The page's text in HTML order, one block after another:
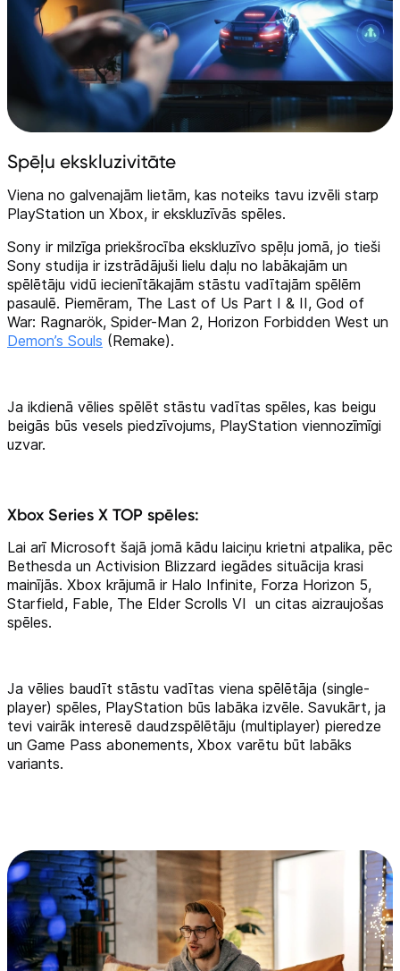
Spēļu ekskluzivitāte
Viena no galvenajām lietām, kas noteiks tavu izvēli starp
PlayStation un Xbox, ir ekskluzīvās spēles.
Sony ir milzīga priekšrocība ekskluzīvo spēļu jomā, jo tieši
Sony studija ir izstrādājuši lielu daļu no labākajām un
spēlētāju vidū iecienītākajām stāstu vadītajām spēlēm
pasaulē. Piemēram, The Last of Us Part I & II, God of
War: Ragnarök, Spider-Man 2, Horizon Forbidden West un
Demon’s Souls (Remake).
Ja ikdienā vēlies spēlēt stāstu vadītas spēles, kas beigu
beigās būs vesels piedzīvojums, PlayStation viennozīmīgi
uzvar.
Xbox Series X TOP spēles:
Lai arī Microsoft šajā jomā kādu laiciņu krietni atpalika, pēc
Bethesda un Activision Blizzard iegādes situācija krasi
mainījās. Xbox krājumā ir Halo Infinite, Forza Horizon 5,
Starfield, Fable, The Elder Scrolls VI un citas aizraujošas
spēles.
Ja vēlies baudīt stāstu vadītas viena spēlētāja (single-
player) spēles, PlayStation būs labāka izvēle. Savukārt, ja
tevi vairāk interesē daudzspēlētāju (multiplayer) pieredze
un Game Pass abonements, Xbox varētu būt labāks
variants.